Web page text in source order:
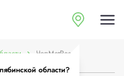
области?
ЧелМетРез